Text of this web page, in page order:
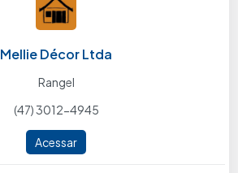
Mellie Décor Ltda
Rangel
(47) 3012-4945
Acessar